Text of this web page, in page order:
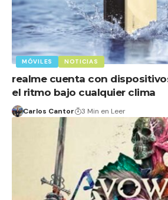
MÓVILES NOTICIAS
realme cuenta con
el ritmo bajo cualquier clima
Carlos Cantor 3 Min en Leer